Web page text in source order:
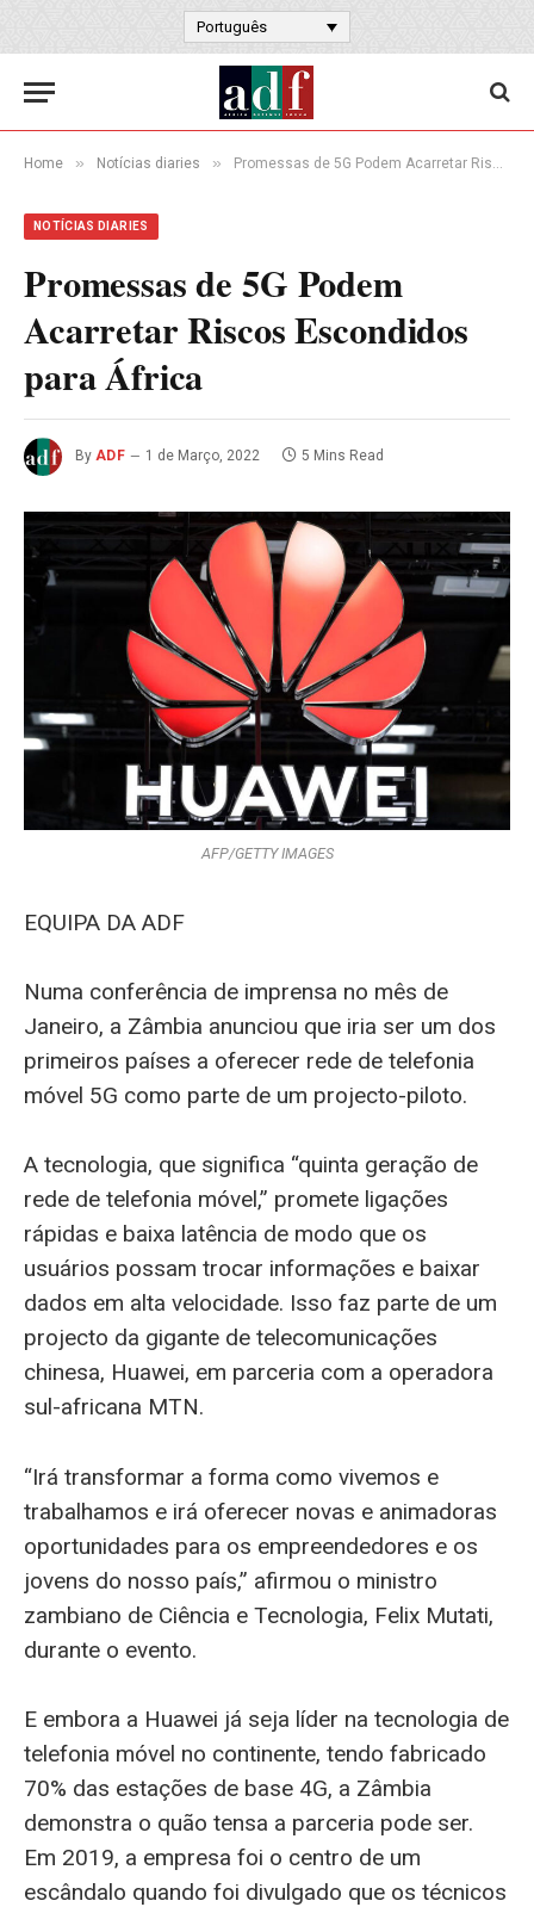
Português
Home » Notícias diaries » Promessas de 5G Podem Acarretar Riscos Escondidos para África
NOTÍCIAS DIARIES
Promessas de 5G Podem
Acarretar Riscos Escondidos
para África
By ADF 1 de Março, 2022 5 Mins Read
AFP/GETTY IMAGES
EQUIPA DA ADF
Numa conferência de imprensa no mês de
Janeiro, a Zâmbia anunciou que iria ser um dos
primeiros países a oferecer rede de telefonia
móvel 5G como parte de um projecto-piloto.
A tecnologia, que significa “quinta geração de
rede de telefonia móvel,” promete ligações
rápidas e baixa latência de modo que os
usuários possam trocar informações e baixar
dados em alta velocidade. Isso faz parte de um
projecto da gigante de telecomunicações
chinesa, Huawei, em parceria com a operadora
sul-africana MTN.
“Irá transformar a forma como vivemos e
trabalhamos e irá oferecer novas e animadoras
oportunidades para os empreendedores e os
jovens do nosso país,” afirmou o ministro
zambiano de Ciência e Tecnologia, Felix Mutati,
durante o evento.
E embora a Huawei já seja líder na tecnologia de
telefonia móvel no continente, tendo fabricado
70% das estações de base 4G, a Zâmbia
demonstra o quão tensa a parceria pode ser.
Em 2019, a empresa foi o centro de um
escândalo quando foi divulgado que os técnicos